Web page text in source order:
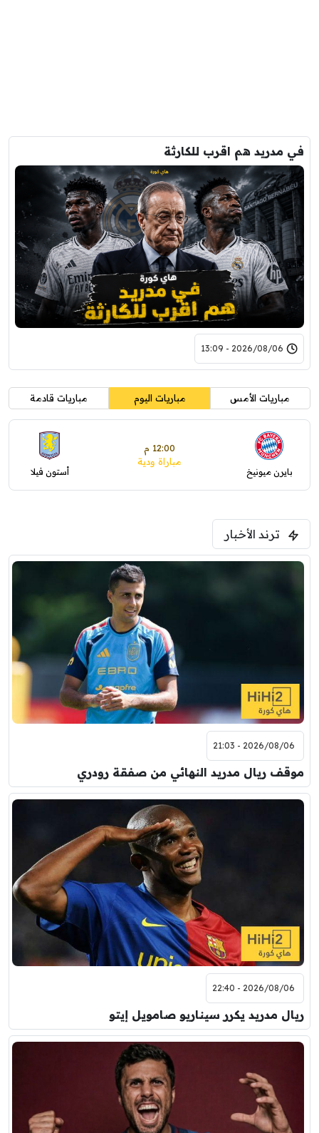
في مدريد هم اقرب للكارثة
2026/08/06 - 13:09
مباريات الأمس مباريات اليوم مباريات قادمة
بايرن ميونيخ
12:00 م
مباراة ودية
أستون فيلا
ترند الأخبار
2026/08/06 - 21:03
موقف ريال مدريد النهائي من صفقة رودري
2026/08/06 - 22:40
ريال مدريد يكرر سيناريو صامويل إيتو